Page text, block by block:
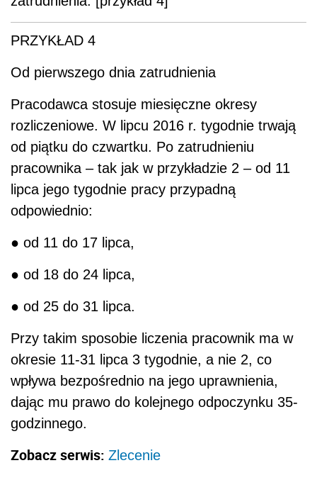
PRZYKŁAD 4
Od pierwszego dnia zatrudnienia
Pracodawca stosuje miesięczne okresy
rozliczeniowe. W lipcu 2016 r. tygodnie trwają
od piątku do czwartku. Po zatrudnieniu
pracownika – tak jak w przykładzie 2 – od 11
lipca jego tygodnie pracy przypadną
odpowiednio:
● od 11 do 17 lipca,
● od 18 do 24 lipca,
● od 25 do 31 lipca.
Przy takim sposobie liczenia pracownik ma w
okresie 11-31 lipca 3 tygodnie, a nie 2, co
wpływa bezpośrednio na jego uprawnienia,
dając mu prawo do kolejnego odpoczynku 35-
godzinnego.
Zobacz serwis: Zlecenie